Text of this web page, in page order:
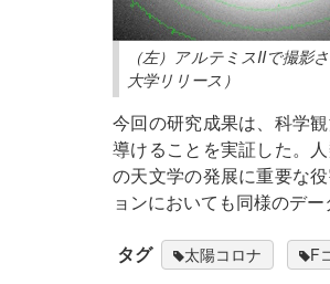
（左）アルテミスIIで撮
大学リリース）
今回の研究成果は、科学
導けることを実証した。
の天文学の発展に重要な
ョンにおいても同様のデ
タグ 太陽コロナ F